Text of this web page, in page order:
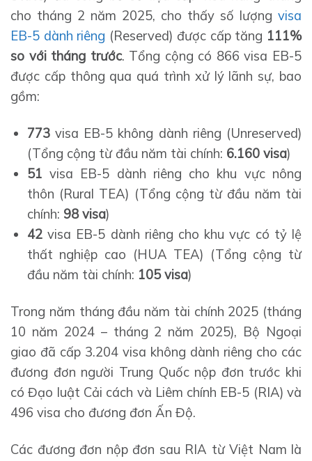
cho tháng 2 năm 2025, cho thấy số lượng visa
EB-5 dành riêng (Reserved) được cấp tăng 111%
so với tháng trước. Tổng cộng có 866 visa EB-5
được cấp thông qua quá trình xử lý lãnh sự, bao
gồm:
773visa EB-5 không dành riêng (Unreserved)
(Tổng cộng từ đầu năm tài chính: 6.160 visa)
51visa EB-5 dành riêng cho khu vực nông
thôn (Rural TEA) (Tổng cộng từ đầu năm tài
chính: 98 visa)
42visa EB-5 dành riêng cho khu vực có tỷ lệ
thất nghiệp cao (HUA TEA) (Tổng cộng từ
đầu năm tài chính: 105 visa)
Trong năm tháng đầu năm tài chính 2025 (tháng
10 năm 2024 – tháng 2 năm 2025), Bộ Ngoại
giao đã cấp 3.204 visa không dành riêng cho các
đương đơn người Trung Quốc nộp đơn trước khi
có Đạo luật Cải cách và Liêm chính EB-5 (RIA) và
496 visa cho đương đơn Ấn Độ.
Các đương đơn nộp đơn sau RIA từ Việt Nam là